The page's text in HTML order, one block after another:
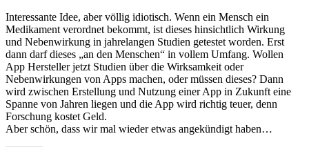
Interessante Idee, aber völlig idiotisch. Wenn ein Mensch ein
Medikament verordnet bekommt, ist dieses hinsichtlich Wirkung
und Nebenwirkung in jahrelangen Studien getestet worden. Erst
dann darf dieses „an den Menschen“ in vollem Umfang. Wollen
App Hersteller jetzt Studien über die Wirksamkeit oder
Nebenwirkungen von Apps machen, oder müssen dieses? Dann
wird zwischen Erstellung und Nutzung einer App in Zukunft eine
Spanne von Jahren liegen und die App wird richtig teuer, denn
Forschung kostet Geld.
Aber schön, dass wir mal wieder etwas angekündigt haben…